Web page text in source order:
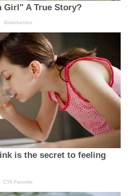
Girl" A True Story?
Brainberries
is the secret to feeling
CTA Favorite